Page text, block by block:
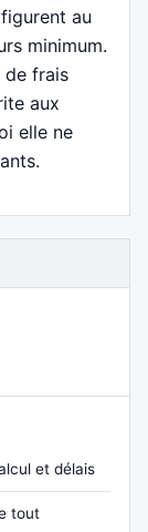
au
minimum.
de frais
aux
elle ne
et délais
tout